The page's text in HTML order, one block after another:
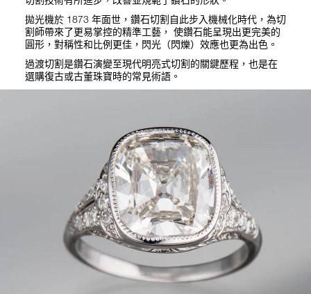
拋光機於 1873 年面世，鑽石切割自此步入機械化時代，為切
割師帶來了更易掌控的精準工藝， 使鑽石能呈現出更完美的
圓形，對稱性和比例更佳，閃光（閃爍）效應也更為出色。
過渡切割是鑽石演變至現代明亮式切割的關鍵歷程，也是在
選購復古或古董珠寶時的常見術語。